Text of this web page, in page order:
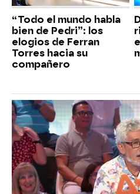
“Todo el mundo habla
bien de Pedri”: los
elogios de Ferran
Torres hacia su
compañero